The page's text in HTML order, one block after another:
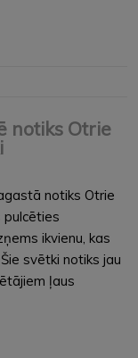
notiks Otrie
notiks Otrie
pulcēties
ikvienu, kas
svētki notiks jau
ļaus